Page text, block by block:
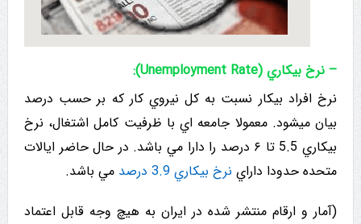
– نرخ بيکاري (Unemployment Rate):
نرخ افراد بیکار نسبت به کل نیروي کار که بر حسب درصد
بیان میشود. معمولا جامعه اي با ظرفیت کامل اشتغال، نرخ
بيكاري 5.5 تا ۶ درصد را دارا مي باشد. در حال حاضر ایالات
متحده حدودا داراينرخ بيكاري 3.9 درصد
مي باشد.
(آمار و ارقام منتشر شده در ایران به هیچ وجه قابل اعتماد